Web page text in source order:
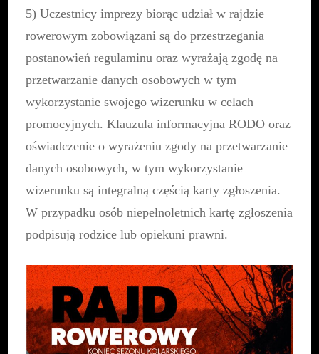
5) Uczestnicy imprezy biorąc udział w rajdzie
rowerowym zobowiązani są do przestrzegania
postanowień regulaminu oraz wyrażają zgodę na
przetwarzanie danych osobowych w tym
wykorzystanie swojego wizerunku w celach
promocyjnych. Klauzula informacyjna RODO oraz
oświadczenie o wyrażeniu zgody na przetwarzanie
danych osobowych, w tym wykorzystanie
wizerunku są integralną częścią karty zgłoszenia.
W przypadku osób niepełnoletnich kartę zgłoszenia
podpisują rodzice lub opiekuni prawni.